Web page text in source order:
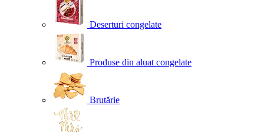
Deserturi congelate
Produse din aluat congelate
Brutărie